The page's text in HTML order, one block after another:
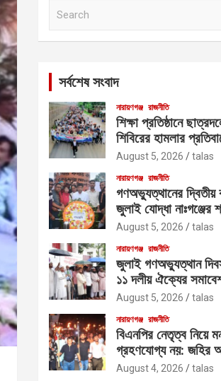
সর্বশেষ সংবাদ
নারায়ণগঞ্জ রাজনীতি
শিক্ষা প্রতিষ্ঠানে
শিবিরের হামলার
নেতৃত্বে বিক্ষোভ
August 5, 2026 talas
নারায়ণগঞ্জ রাজনীতি
গণঅভ্যুত্থানের দ্বিতীয়
জুলাই যোদ্ধা নাঃগঞ্জের
August 5, 2026 talas
নারায়ণগঞ্জ রাজনীতি
জুলাই গণঅভ্যুত্থান
১১ দলীয় ঐক্যের
August 5, 2026 talas
নারায়ণগঞ্জ রাজনীতি
বিএনপির নেতৃত্ব নিয়ে
গ্রহণযোগ্য নয়: জহির
August 4, 2026 talas